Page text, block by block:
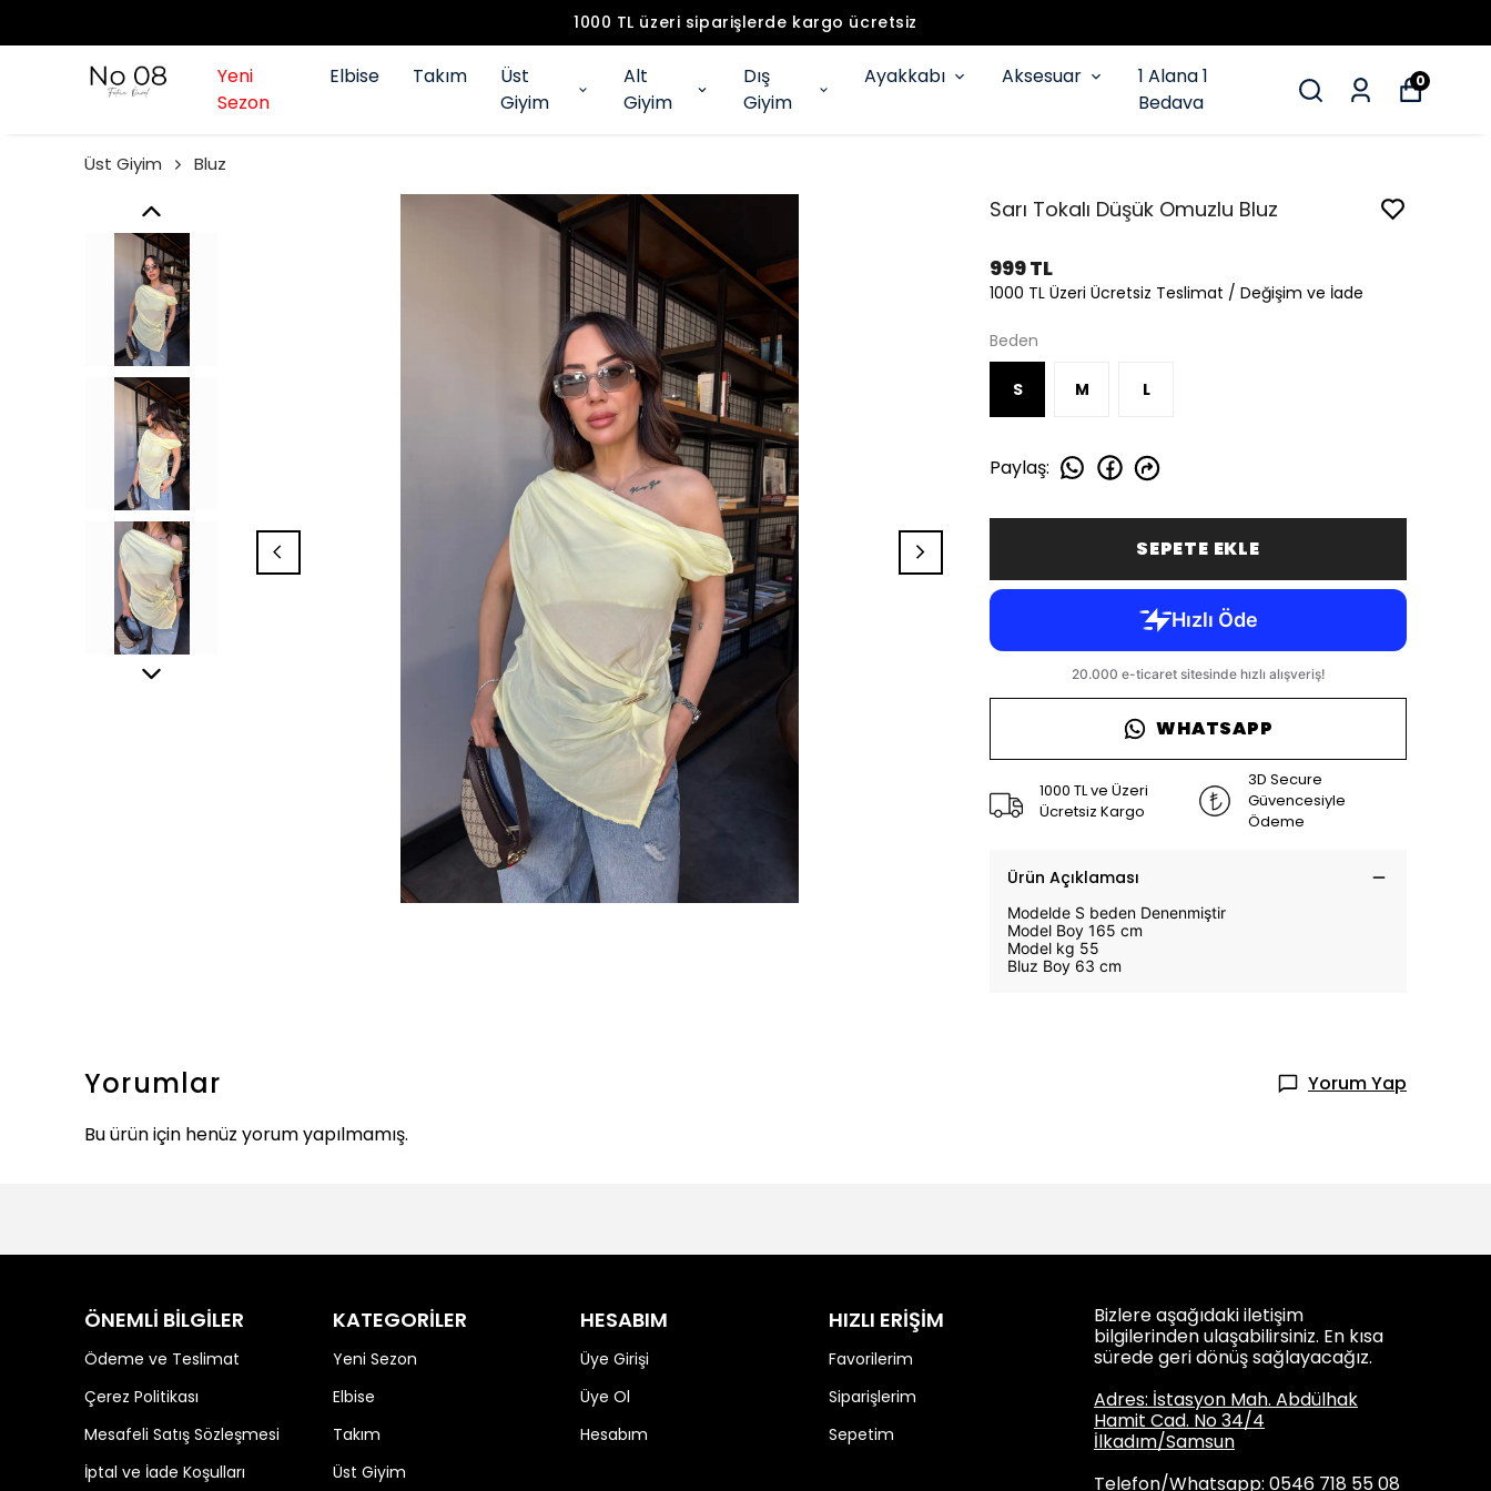
1000 TL üzeri siparişlerde kargo ücretsiz
Yeni
Sezon
Elbise Takım
Üst
Giyim
Alt
Giyim
Dış
Giyim
Ayakkabı Aksesuar
1 Alana 1
Bedava
0
Üst Giyim Bluz
Sarı Tokalı Düşük Omuzlu Bluz
999 TL
1000 TL Üzeri Ücretsiz Teslimat / Değişim ve İade
Beden
S M L
Paylaş:
SEPETE EKLE
WHATSAPP
1000 TL ve Üzeri
Ücretsiz Kargo
3D Secure
Güvencesiyle
Ödeme
Ürün Açıklaması
Modelde S beden Denenmiştir
Model Boy 165 cm
Model kg 55
Bluz Boy 63 cm
Yorumlar
Yorum Yap
Bu ürün için henüz yorum yapılmamış.
ÖNEMLİ BİLGİLER
Ödeme ve Teslimat
Çerez Politikası
Mesafeli Satış Sözleşmesi
İptal ve İade Koşulları
KATEGORİLER
Yeni Sezon
Elbise
Takım
Üst Giyim
HESABIM
Üye Girişi
Üye Ol
Hesabım
HIZLI ERİŞİM
Favorilerim
Siparişlerim
Sepetim
Bizlere aşağıdaki iletişim
bilgilerinden ulaşabilirsiniz. En kısa
sürede geri dönüş sağlayacağız.
Adres: İstasyon Mah. Abdülhak
Hamit Cad. No 34/4
İlkadım/Samsun
Telefon/Whatsapp: 0546 718 55 08